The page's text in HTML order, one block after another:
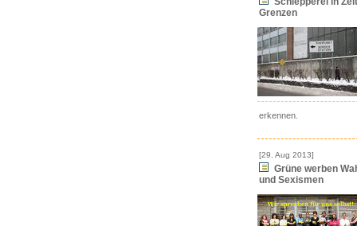
Grenzen
erkennen.
[29. Aug 2013]
Grüne werben
und Sexismen